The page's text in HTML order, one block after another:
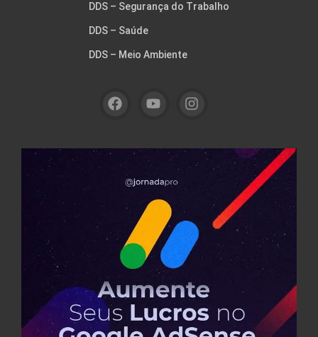
DDS – Segurança do Trabalho
DDS – Saúde
DDS – Meio Ambiente